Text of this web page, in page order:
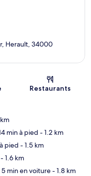
Herault, 34000
Restaurants
min à pied - 1.2 km
pied - 1.5 km
- 1.6 km
min en voiture- 1.8 km